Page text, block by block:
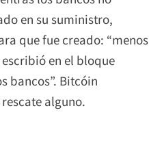
en su suministro,
que fue creado: “menos
en el bloque
bancos”. Bitcóin
alguno.